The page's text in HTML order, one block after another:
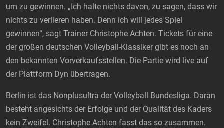
um zu gewinnen. „Ich halte nichts davon, zu sagen, dass wir
nichts zu verlieren haben. Denn ich will jedes Spiel
gewinnen“, sagt Trainer Christophe Achten. Tickets für eine
der großen deutschen Volleyball-Klassiker gibt es noch an
den bekannten Vorverkaufsstellen. Die Partie wird live auf
der Plattform Dyn übertragen.
Berlin ist das Nonplusultra der Volleyball Bundesliga. Daran
besteht angesichts der Erfolge und der Qualität des Kaders
kein Zweifel. Christophe Achten fasst das so zusammen.